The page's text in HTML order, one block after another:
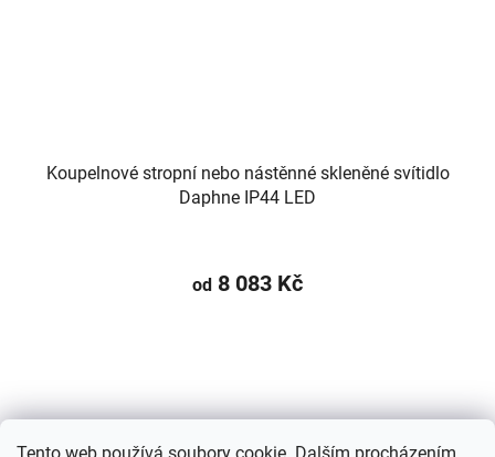
Koupelnové stropní nebo nástěnné skleněné svítidlo
Daphne IP44 LED
od 8 083 Kč